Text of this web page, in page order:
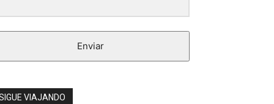
Enviar
VIAJANDO